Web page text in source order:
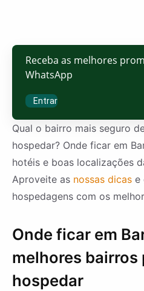
Receba as melhores
WhatsApp
Entrar
Qual o bairro mais seguro
hospedar? Onde ficar em
hotéis e boas localizações
Aproveite as nossas dicas e
hospedagens com os
Onde ficar em
melhores bairros
hospedar